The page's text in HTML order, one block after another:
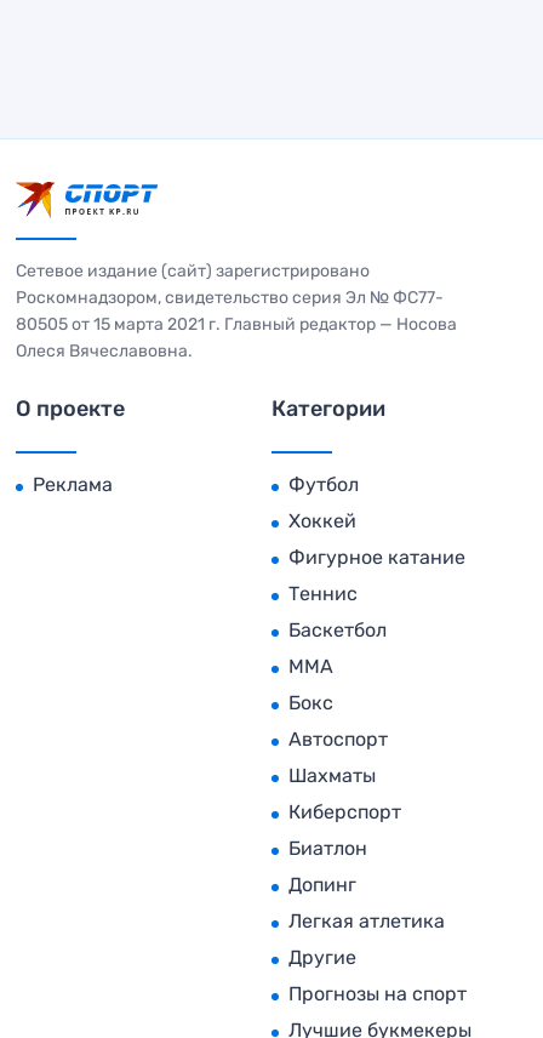
Сетевое издание (сайт) зарегистрировано
Роскомнадзором, свидетельство серия Эл № ФС77-
80505 от 15 марта 2021 г. Главный редактор — Носова
Олеся Вячеславовна.
О проекте
Реклама
Категории
Футбол
Хоккей
Фигурное катание
Теннис
Баскетбол
MMA
Бокс
Автоспорт
Шахматы
Киберспорт
Биатлон
Допинг
Легкая атлетика
Другие
Прогнозы на спорт
Лучшие букмекеры